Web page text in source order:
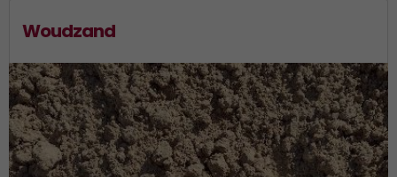
Woudzand